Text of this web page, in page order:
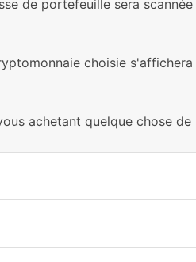
de portefeuille sera scannée
choisie
achetant quelque chose de